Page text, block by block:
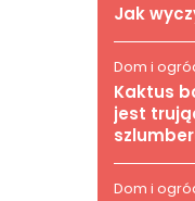
Jak
Dom i
Kaktus
jest
Dom i